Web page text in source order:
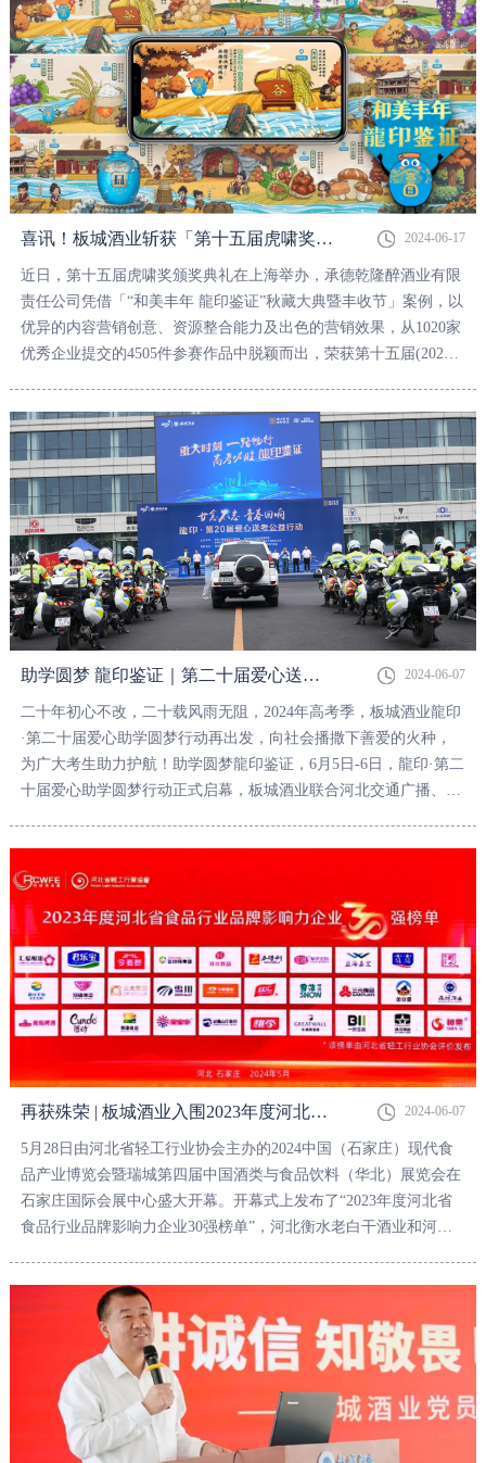
喜讯！板城酒业斩获「第十五届虎啸奖内容营销类优秀奖」 2024-06-17
近日，第十五届虎啸奖颁奖典礼在上海举办，承德乾隆醉酒业有限
责任公司凭借「“和美丰年 龍印鉴证”秋藏大典暨丰收节」案例，以
优异的内容营销创意、资源整合能力及出色的营销效果，从1020家
优秀企业提交的4505件参赛作品中脱颖而出，荣获第十五届(2023-
助学圆梦 龍印鉴证｜第二十届爱心送考公益活动承石两地温暖启航 2024-06-07
二十年初心不改，二十载风雨无阻，2024年高考季，板城酒业龍印
·第二十届爱心助学圆梦行动再出发，向社会播撒下善爱的火种，
为广大考生助力护航！助学圆梦龍印鉴证，6月5日-6日，龍印·第二
十届爱心助学圆梦行动正式启幕，板城酒业联合河北交通广播、河
德市公安局交通警察支队、承德广播电视台、976承德交通文艺广
播于石家庄、承德两地共同发起爱心送考公益活动。
再获殊荣 | 板城酒业入围2023年度河北省食品行业品牌影响力企业30强！ 2024-06-07
5月28日由河北省轻工行业协会主办的2024中国（石家庄）现代食
品产业博览会暨瑞城第四届中国酒类与食品饮料（华北）展览会在
石家庄国际会展中心盛大开幕。开幕式上发布了“2023年度河北省
食品行业品牌影响力企业30强榜单”，河北衡水老白干酒业和河北
会对板城酒业品牌文化的高度认可。